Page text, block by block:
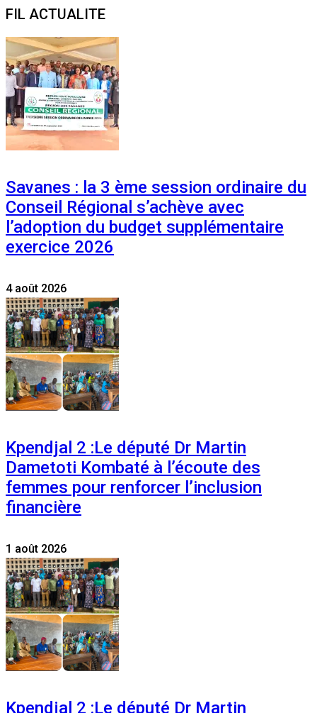
FIL ACTUALITE
Savanes : la 3 ème session ordinaire du
Conseil Régional s’achève avec
l’adoption du budget supplémentaire
exercice 2026
4 août 2026
Kpendjal 2 :Le député Dr Martin
Dametoti Kombaté à l’écoute des
femmes pour renforcer l’inclusion
financière
1 août 2026
Kpendjal 2 :Le député Dr Martin